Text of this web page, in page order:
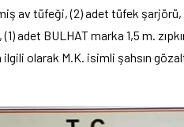
av tüfeği, (2) adet tüfek
adet BULHAT marka 1,5 m.
olarak M.K. isimli şahsın